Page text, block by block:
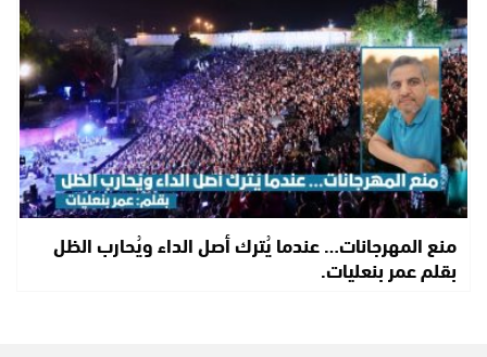
منع المهرجانات… عندما يُترك أصل الداء ويُحارب الظل
بقلم عمر بنعليات.